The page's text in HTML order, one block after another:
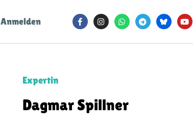
Anmelden
Expertin
Dagmar Spillner